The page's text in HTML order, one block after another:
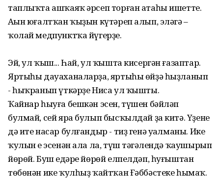
таплыҡта ашҡаяҡ әрсеп торған атаһы ишетте.
Аңын юғалтҡан ҡыҙын күтәреп алып, эләгә –
ҡолай медпунктҡа йүгерҙе.
Эй, ул ҡыш... Һай, ул ҡышта кисергән ғазаптар.
Яртыһы дауаханаларҙа, яртыһы өйҙә һыҙланып
- һыҡранып үткәрҙе Ниса ул ҡышты.
Ҡайнар һыуға бешкән эсен, түшен бәйләп
булмай, сей яра булып бысҡылдай ҙа китә. Үҙенең
дә ите насар булғандыр - тиҙ генә уңалманы. Ике
ҡулын ең эсенән ала ла, түш тәңгәлендә ҡаушырып
йөрөй. Буш еңдәре йөрөй елпелдәп, һуғыштан
төбөнән ике ҡулһыҙ ҡайтҡан Ғәббәстеке һымаҡ.